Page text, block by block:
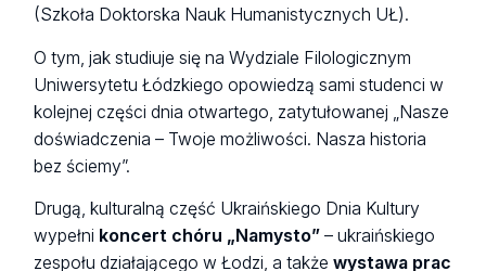
(Szkoła Doktorska Nauk Humanistycznych UŁ).
O tym, jak studiuje się na Wydziale Filologicznym
Uniwersytetu Łódzkiego opowiedzą sami studenci w
kolejnej części dnia otwartego, zatytułowanej „Nasze
doświadczenia – Twoje możliwości. Nasza historia
bez ściemy”.
Drugą, kulturalną część Ukraińskiego Dnia Kultury
wypełni koncert chóru „Namysto”– ukraińskiego
zespołu działającego w Łodzi, a takżewystawa prac